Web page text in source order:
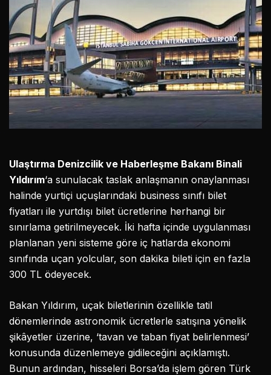
Ulaştırma Denizcilik ve Haberleşme Bakanı Binali
Yıldırım‘a sunulacak taslak anlaşmanın onaylanması
halinde yurtiçi uçuşlarındaki business sınıfı bilet
fiyatları ile yurtdışı bilet ücretlerine herhangi bir
sınırlama getirilmeyecek. İki hafta içinde uygulanması
planlanan yeni sisteme göre iç hatlarda ekonomi
sınıfında uçan yolcular, son dakika bileti için en fazla
300 TL ödeyecek.
Bakan Yıldırım, uçak biletlerinin özellikle tatil
dönemlerinde astronomik ücretlerle satışına yönelik
şikâyetler üzerine, ‘tavan ve taban fiyat belirlenmesi’
konusunda düzenlemeye gidileceğini açıklamıştı.
Bunun ardından, hisseleri Borsa’da işlem gören Türk